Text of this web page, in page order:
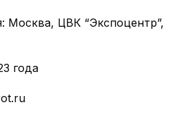
Москва, ЦВК “Экспоцентр”,
года